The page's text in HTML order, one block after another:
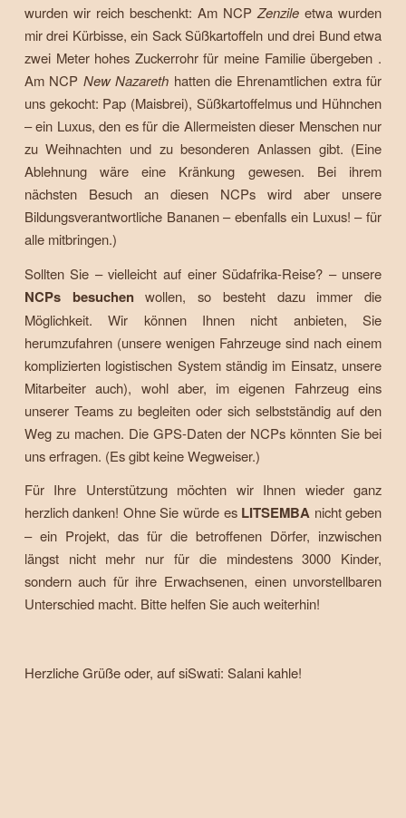
wurden wir reich beschenkt: Am NCPZenzile etwa wurden
mir drei Kürbisse, ein Sack Süßkartoffeln und drei Bund etwa
zwei Meter hohes Zuckerrohr für meine Familie übergeben .
Am NCP New Nazareth hatten die Ehrenamtlichen extra für
uns gekocht: Pap (Maisbrei), Süßkartoffelmus und Hühnchen
– ein Luxus, den es für die Allermeisten dieser Menschen nur
zu Weihnachten und zu besonderen Anlassen gibt. (Eine
Ablehnung wäre eine Kränkung gewesen. Bei ihrem
nächsten Besuch an diesen NCPs wird aber unsere
Bildungsverantwortliche Bananen – ebenfalls ein Luxus! – für
alle mitbringen.)
Sollten Sie – vielleicht auf einer Südafrika-Reise? – unsere
NCPs besuchenwollen, so besteht dazu immer die
Möglichkeit. Wir können Ihnen nicht anbieten, Sie
herumzufahren (unsere wenigen Fahrzeuge sind nach einem
komplizierten logistischen System ständig im Einsatz, unsere
Mitarbeiter auch), wohl aber, im eigenen Fahrzeug eins
unserer Teams zu begleiten oder sich selbstständig auf den
Weg zu machen. Die GPS-Daten der NCPs könnten Sie bei
uns erfragen. (Es gibt keine Wegweiser.)
Für Ihre Unterstützung möchten wir Ihnen wieder ganz
herzlich danken! Ohne Sie würde es LITSEMBA nicht geben
– ein Projekt, das für die betroffenen Dörfer, inzwischen
längst nicht mehr nur für die mindestens 3000 Kinder,
sondern auch für ihre Erwachsenen, einen unvorstellbaren
Unterschied macht. Bitte helfen Sie auch weiterhin!
Herzliche Grüße oder, auf siSwati: Salani kahle!